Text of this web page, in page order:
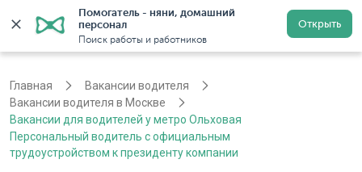
Помогатель - няни, домашний
персонал
Поиск работы и работников
Открыть
Регистрация
Главная
Вакансии водителя
Вакансии водителя в Москве
Вакансии для водителей у метро Ольховая
Персональный водитель с официальным
трудоустройством к президенту компании